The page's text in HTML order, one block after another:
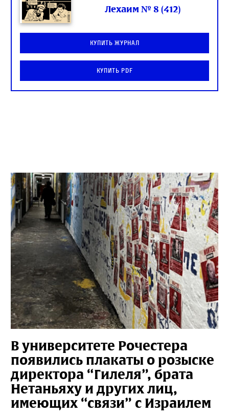
Лехаим № 8 (412)
Купить журнал
Купить PDF
В университете Рочестера
появились плакаты о розыске
директора “Гилеля”, брата
Нетаньяху и других лиц,
имеющих “связи” с Израилем